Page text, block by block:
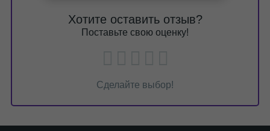
Хотите оставить отзыв?
Поставьте свою оценку!
Сделайте выбор!